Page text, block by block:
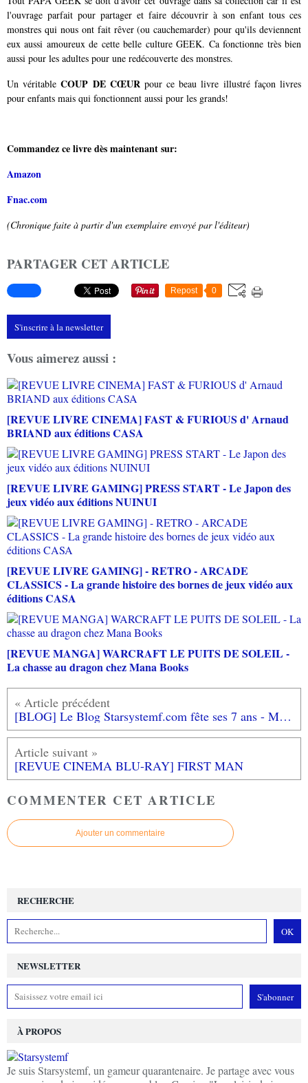
l'ouvrage parfait pour partager et faire découvrir à son enfant tous ces
monstres qui nous ont fait rêver (ou cauchemarder) pour qu'ils deviennent
eux aussi amoureux de cette belle culture GEEK. Ca fonctionne très bien
aussi pour les adultes pour une redécouverte des monstres.
Un véritableCOUP DE CŒURpour ce beau livre illustré façon livres
pour enfants mais qui fonctionnent aussi pour les grands!
Commandez ce livre dès maintenant sur:
Amazon
Fnac.com
(Chronique faite à partir d'un exemplaire envoyé par l'éditeur)
PARTAGER CET ARTICLE
Repost 0
S'inscrire à la newsletter
Vous aimerez aussi :
[REVUE LIVRE CINEMA] FAST & FURIOUS d' Arnaud
BRIAND aux éditions CASA
[REVUE LIVRE GAMING] PRESS START - Le Japon des
jeux vidéo aux éditions NUINUI
[REVUE LIVRE GAMING] - RETRO - ARCADE
CLASSICS - La grande histoire des bornes de jeux vidéo aux
éditions CASA
[REVUE MANGA] WARCRAFT LE PUITS DE SOLEIL -
La chasse au dragon chez Mana Books
[BLOG] Le Blog Starsystemf.com fête ses 7 ans - Merci pour votre fidélité et des concours pour fêter ça!
[REVUE CINEMA BLU-RAY] FIRST MAN
COMMENTER CET ARTICLE
Ajouter un commentaire
NEWSLETTER
RECHERCHE
À PROPOS
Je suis Starsystemf, un gameur quarantenaire. Je partage avec vous